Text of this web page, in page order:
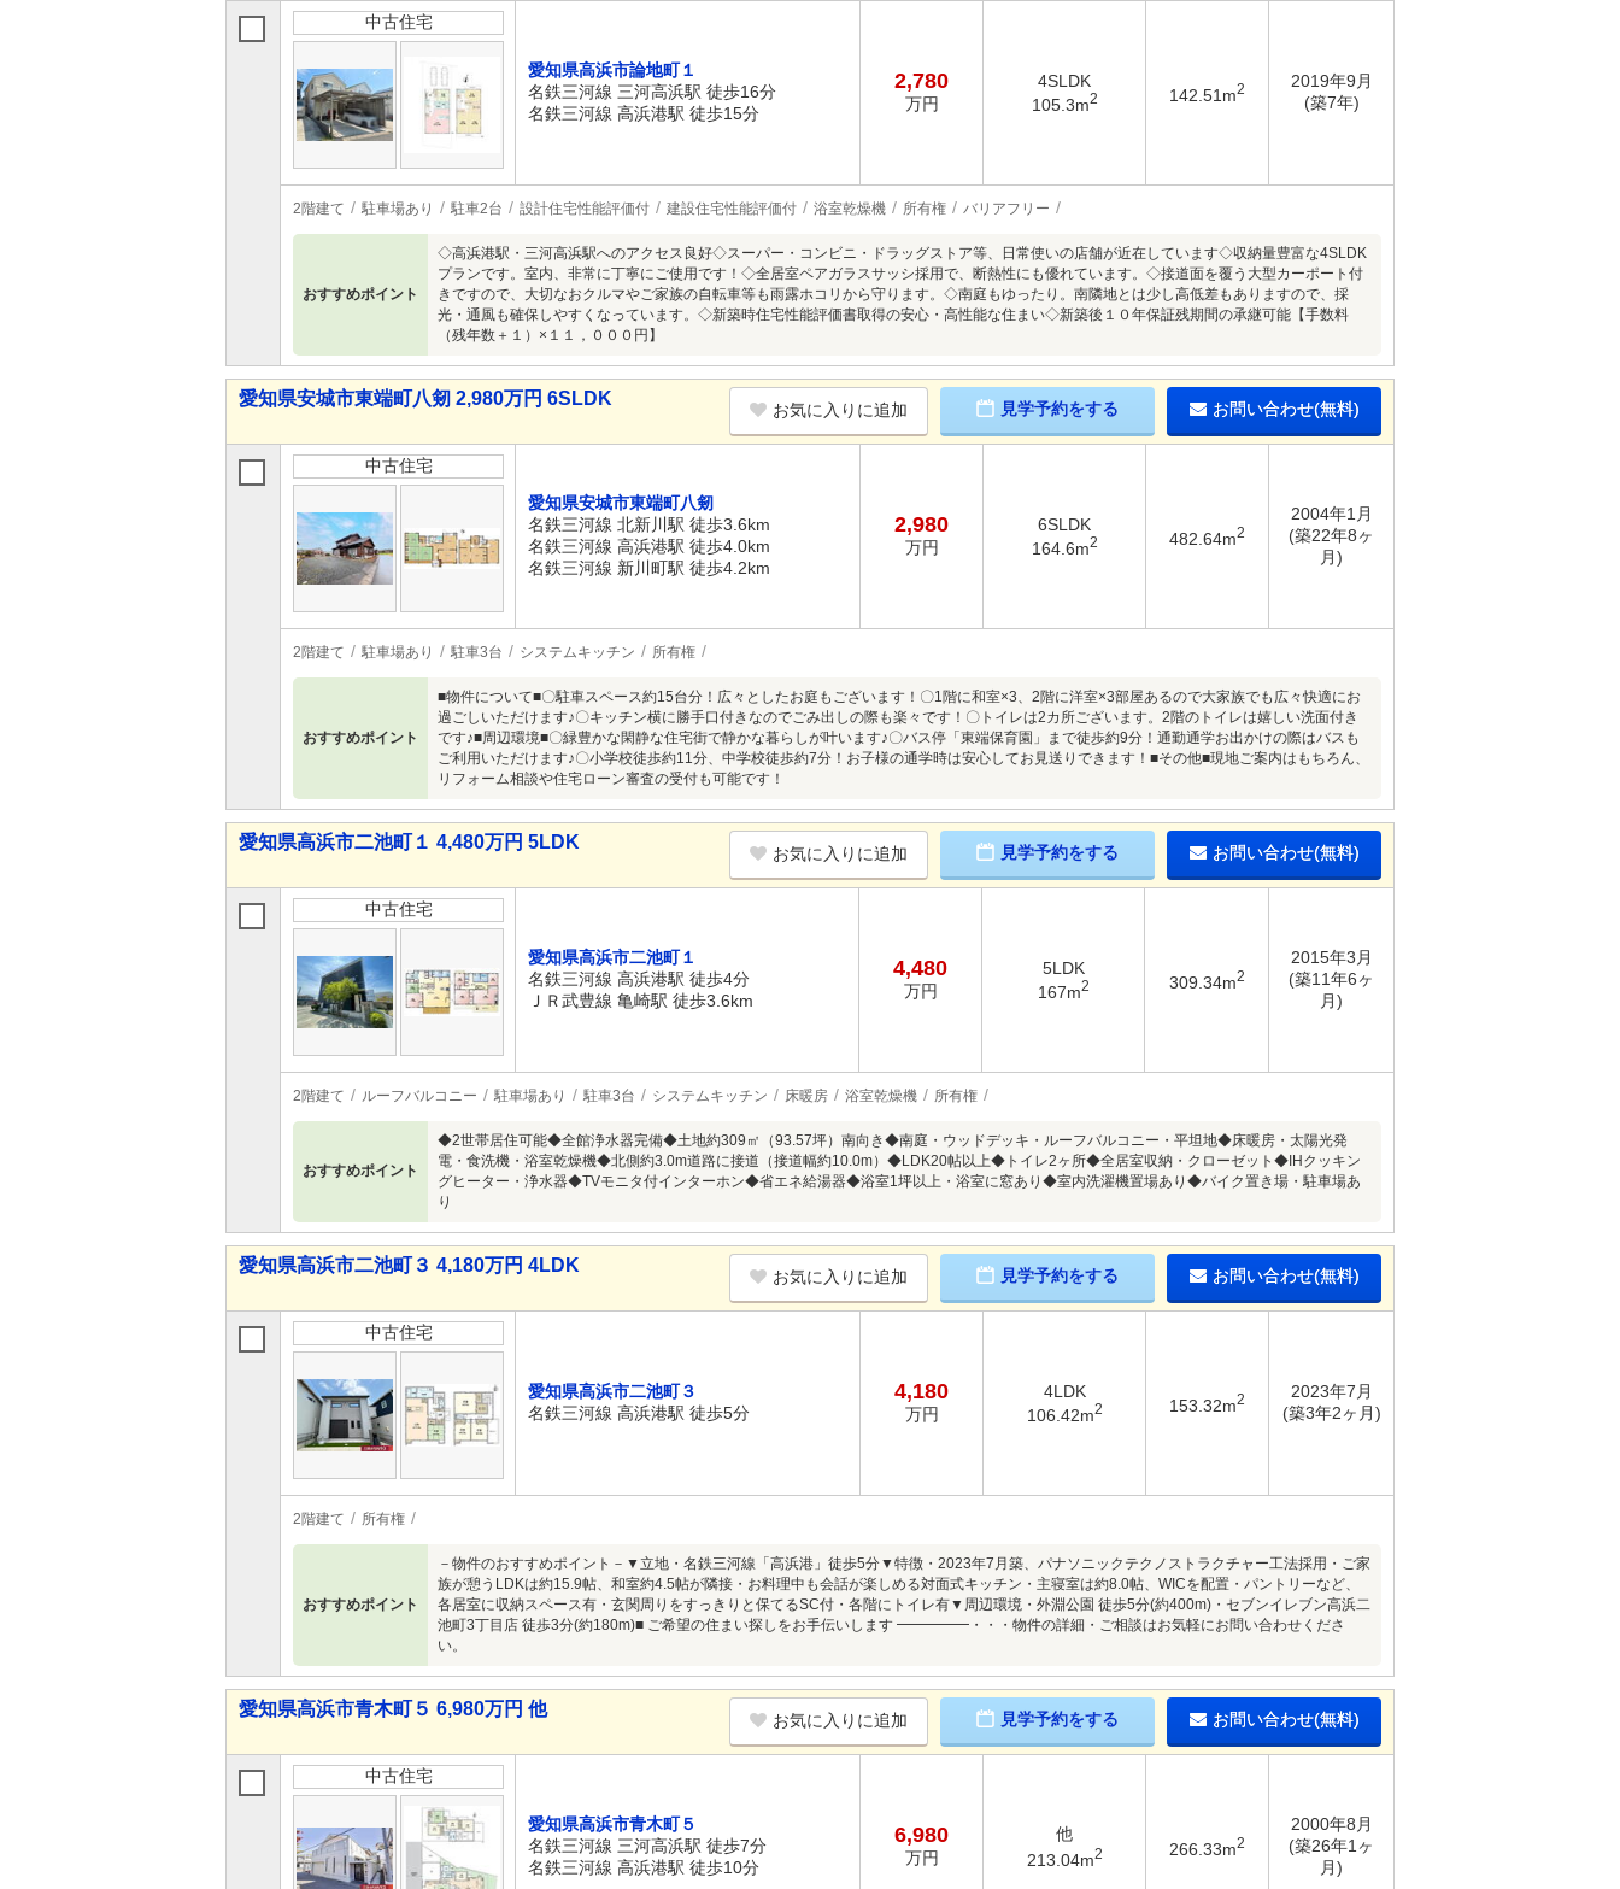
中古住宅
愛知県高浜市論地町１
名鉄三河線 三河高浜駅 徒歩16分
名鉄三河線 高浜港駅 徒歩15分
2,780
万円
4SLDK
105.3m2 142.51m2
2019年9月
(築7年)
2階建て 駐車場あり 駐車2台 設計住宅性能評価付 建設住宅性能評価付 浴室乾燥機 所有権 バリアフリー
おすすめポイント
◇高浜港駅・三河高浜駅へのアクセス良好◇スーパー・コンビニ・ドラッグストア等、日常使いの店舗が近在しています◇収納量豊富な4SLDK
プランです。室内、非常に丁寧にご使用です！◇全居室ペアガラスサッシ採用で、断熱性にも優れています。◇接道面を覆う大型カーポート付
きですので、大切なおクルマやご家族の自転車等も雨露ホコリから守ります。◇南庭もゆったり。南隣地とは少し高低差もありますので、採
光・通風も確保しやすくなっています。◇新築時住宅性能評価書取得の安心・高性能な住まい◇新築後１０年保証残期間の承継可能【手数料
（残年数＋１）×１１，０００円】
愛知県安城市東端町八剱 2,980万円 6SLDK
お気に入りに追加 見学予約をする お問い合わせ(無料)
中古住宅
愛知県安城市東端町八剱
名鉄三河線 北新川駅 徒歩3.6km
名鉄三河線 高浜港駅 徒歩4.0km
名鉄三河線 新川町駅 徒歩4.2km
2,980
万円
6SLDK
164.6m2 482.64m2
2004年1月
(築22年8ヶ
月)
2階建て 駐車場あり 駐車3台 システムキッチン 所有権
おすすめポイント
■物件について■〇駐車スペース約15台分！広々としたお庭もございます！〇1階に和室×3、2階に洋室×3部屋あるので大家族でも広々快適にお
過ごしいただけます♪〇キッチン横に勝手口付きなのでごみ出しの際も楽々です！〇トイレは2カ所ございます。2階のトイレは嬉しい洗面付き
です♪■周辺環境■〇緑豊かな閑静な住宅街で静かな暮らしが叶います♪〇バス停「東端保育園」まで徒歩約9分！通勤通学お出かけの際はバスも
ご利用いただけます♪〇小学校徒歩約11分、中学校徒歩約7分！お子様の通学時は安心してお見送りできます！■その他■現地ご案内はもちろん、
リフォーム相談や住宅ローン審査の受付も可能です！
愛知県高浜市二池町１ 4,480万円 5LDK
お気に入りに追加 見学予約をする お問い合わせ(無料)
中古住宅
愛知県高浜市二池町１
名鉄三河線 高浜港駅 徒歩4分
ＪＲ武豊線 亀崎駅 徒歩3.6km
4,480
万円
5LDK
167m2 309.34m2
2015年3月
(築11年6ヶ
月)
2階建て ルーフバルコニー 駐車場あり 駐車3台 システムキッチン 床暖房 浴室乾燥機 所有権
おすすめポイント
◆2世帯居住可能◆全館浄水器完備◆土地約309㎡（93.57坪）南向き◆南庭・ウッドデッキ・ルーフバルコニー・平坦地◆床暖房・太陽光発
電・食洗機・浴室乾燥機◆北側約3.0m道路に接道（接道幅約10.0m）◆LDK20帖以上◆トイレ2ヶ所◆全居室収納・クローゼット◆IHクッキン
グヒーター・浄水器◆TVモニタ付インターホン◆省エネ給湯器◆浴室1坪以上・浴室に窓あり◆室内洗濯機置場あり◆バイク置き場・駐車場あ
り
愛知県高浜市二池町３ 4,180万円 4LDK
お気に入りに追加 見学予約をする お問い合わせ(無料)
中古住宅
愛知県高浜市二池町３
名鉄三河線 高浜港駅 徒歩5分
4,180
万円
4LDK
106.42m2 153.32m2
2023年7月
(築3年2ヶ月)
2階建て 所有権
おすすめポイント
－物件のおすすめポイント－▼立地・名鉄三河線「高浜港」徒歩5分▼特徴・2023年7月築、パナソニックテクノストラクチャー工法採用・ご家
族が憩うLDKは約15.9帖、和室約4.5帖が隣接・お料理中も会話が楽しめる対面式キッチン・主寝室は約8.0帖、WICを配置・パントリーなど、
各居室に収納スペース有・玄関周りをすっきりと保てるSC付・各階にトイレ有▼周辺環境・外淵公園 徒歩5分(約400m)・セブンイレブン高浜二
池町3丁目店 徒歩3分(約180m)■ ご希望の住まい探しをお手伝いします ━━━━━・・・物件の詳細・ご相談はお気軽にお問い合わせくださ
い。
愛知県高浜市青木町５ 6,980万円 他
お気に入りに追加 見学予約をする お問い合わせ(無料)
中古住宅
愛知県高浜市青木町５
名鉄三河線 三河高浜駅 徒歩7分
名鉄三河線 高浜港駅 徒歩10分
6,980
万円
他
213.04m2 266.33m2
2000年8月
(築26年1ヶ
月)